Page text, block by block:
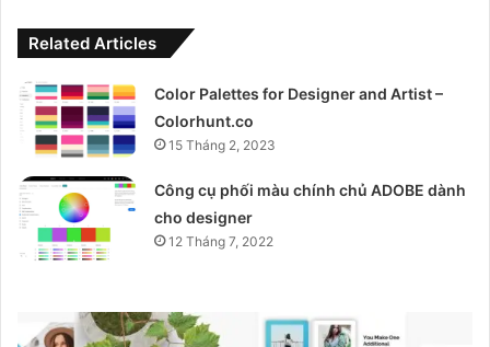
Related Articles
Color Palettes for Designer and Artist –
Colorhunt.co
15 Tháng 2, 2023
Công cụ phối màu chính chủ ADOBE dành
cho designer
12 Tháng 7, 2022